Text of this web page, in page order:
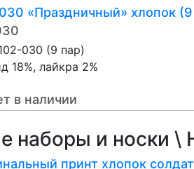
«Праздничный» хлопок
030 (9 пар)
18%, лайкра 2%
в наличии
наборы и носки \
принт хлопок солдат